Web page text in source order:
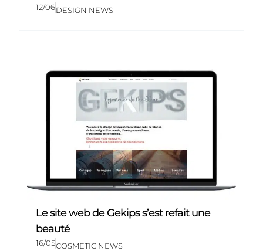
12/06DESIGN NEWS
Le site web de Gekips s’est refait une
beauté
16/05COSMETIC NEWS